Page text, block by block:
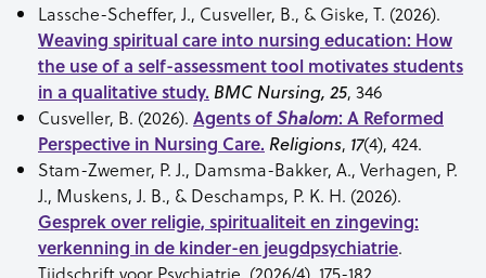
Lassche-Scheffer, J., Cusveller, B., & Giske, T. (2026).
Weaving spiritual care into nursing education: How
the use of a self-assessment tool motivates students
in a qualitative study. BMC Nursing, 25, 346
Cusveller, B. (2026). Agents ofShalom: A Reformed
Perspective in Nursing Care. Religions, 17(4), 424.
Stam-Zwemer, P. J., Damsma-Bakker, A., Verhagen, P.
J., Muskens, J. B., & Deschamps, P. K. H. (2026).
Gesprek over religie, spiritualiteit en zingeving:
verkenning in de kinder-en jeugdpsychiatrie.